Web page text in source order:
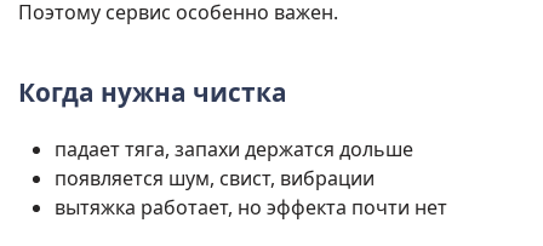
Поэтому сервис особенно важен.
Когда нужна чистка
падает тяга, запахи держатся дольше
появляется шум, свист, вибрации
вытяжка работает, но эффекта почти нет